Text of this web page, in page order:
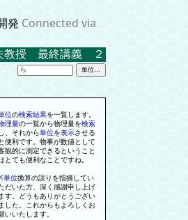
発 Connected via
最終講義 ２０２３．３．１７ 米
位の検索結果を一覧します。
理量の一覧から物理量を検索
し、 それから単位を表示させる
便利です。 物事が数値として
観的に測定できるということ
とても便利なことですね。
単位換算の誤り を指摘してい
だいた方、 深く感謝申し上げ
ます。
どうもありがとうござい
ました。
これからもよろしくお
いいたします。